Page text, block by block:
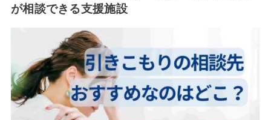
が相談できる支援施設